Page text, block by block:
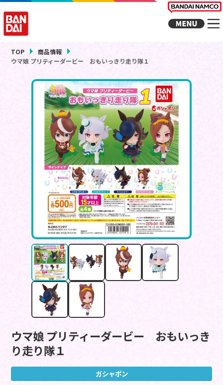
TOP
商品情報
ウマ娘 プリティーダービー おもいっきり走り隊１
ウマ娘 プリティーダービー おもいっき
り走り隊１
ガシャポン